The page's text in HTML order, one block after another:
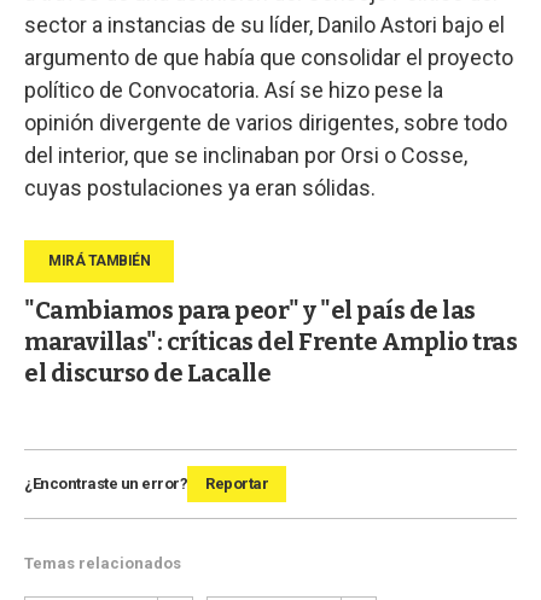
sector a instancias de su líder, Danilo Astori bajo el
argumento de que había que consolidar el proyecto
político de Convocatoria. Así se hizo pese la
opinión divergente de varios dirigentes, sobre todo
del interior, que se inclinaban por Orsi o Cosse,
cuyas postulaciones ya eran sólidas.
"Cambiamos para peor" y "el país de las
maravillas": críticas del Frente Amplio tras
el discurso de Lacalle
¿Encontraste un error? Reportar
Temas relacionados